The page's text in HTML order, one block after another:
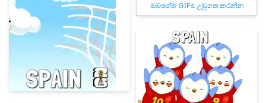
ඔබගේම GIFs උඩුගත කරන්න